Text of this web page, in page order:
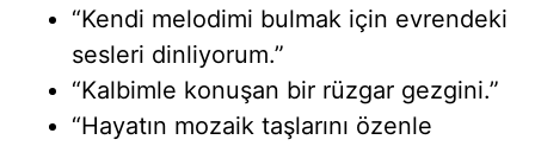
“Kendi melodimi bulmak için evrendeki
sesleri dinliyorum.”
“Kalbimle konuşan bir rüzgar gezgini.”
“Hayatın mozaik taşlarını özenle